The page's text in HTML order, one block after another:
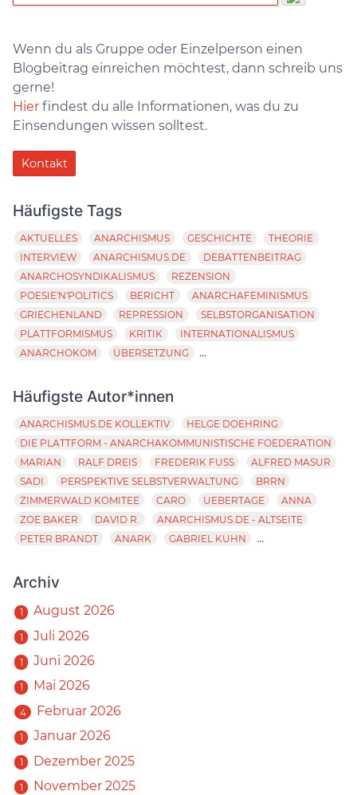
Wenn du als Gruppe oder Einzelperson einen
Blogbeitrag einreichen möchtest, dann schreib uns
gerne!
Hier findest du alle Informationen, was du zu
Einsendungen wissen solltest.
Kontakt
Häufigste Tags
AKTUELLES ANARCHISMUS GESCHICHTE
THEORIE
INTERVIEW
ANARCHISMUS.DE
DEBATTENBEITRAG
ANARCHOSYNDIKALISMUS
REZENSION
POESIE'N'POLITICS
BERICHT
ANARCHAFEMINISMUS
GRIECHENLAND
REPRESSION
SELBSTORGANISATION
PLATTFORMISMUS
KRITIK
INTERNATIONALISMUS
ANARCHOKOM
ÜBERSETZUNG ...
Häufigste Autor*innen
ANARCHISMUS.DE KOLLEKTIV
HELGE DOEHRING
DIE PLATTFORM - ANARCHAKOMMUNISTISCHE FOEDERATION
MARIAN
RALF DREIS FREDERIK FUSS
ALFRED MASUR
SADI
PERSPEKTIVE SELBSTVERWALTUNG
BRRN
ZIMMERWALD KOMITEE
CARO UEBERTAGE
ANNA
ZOE BAKER
DAVID R.
ANARCHISMUS.DE - ALTSEITE
PETER BRANDT
ANARK GABRIEL KUHN ...
Archiv
1 August 2026
1 Juli 2026
1 Juni 2026
1 Mai 2026
4 Februar 2026
1 Januar 2026
1 Dezember 2025
1 November 2025